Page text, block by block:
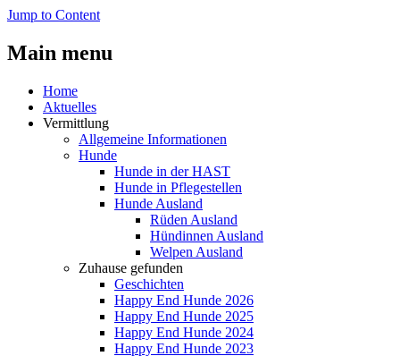
Jump to Content
Main menu
Home
Aktuelles
Vermittlung
Allgemeine Informationen
Hunde
Hunde in der HAST
Hunde in Pflegestellen
Hunde Ausland
Rüden Ausland
Hündinnen Ausland
Welpen Ausland
Zuhause gefunden
Geschichten
Happy End Hunde 2026
Happy End Hunde 2025
Happy End Hunde 2024
Happy End Hunde 2023